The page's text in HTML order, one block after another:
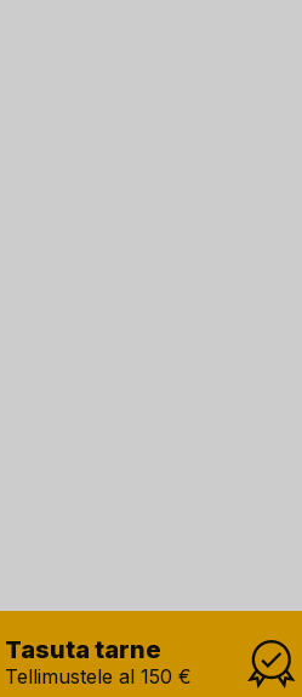
Tasuta tarne
Tellimustele al 150 €